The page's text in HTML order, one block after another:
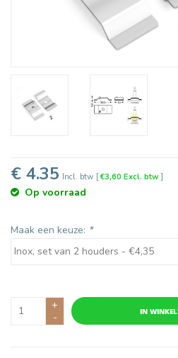
€ 4.35 Incl. btw [€3,60 Excl. btw]
Op voorraad
Maak een keuze: *
+
-
IN